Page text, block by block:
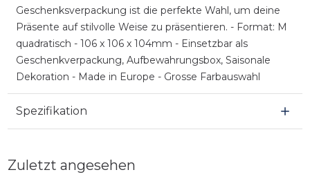
Geschenksverpackung ist die perfekte Wahl, um deine
Präsente auf stilvolle Weise zu präsentieren. - Format: M
quadratisch - 106 x 106 x 104mm - Einsetzbar als
Geschenkverpackung, Aufbewahrungsbox, Saisonale
Dekoration - Made in Europe - Grosse Farbauswahl
Spezifikation
Zuletzt angesehen